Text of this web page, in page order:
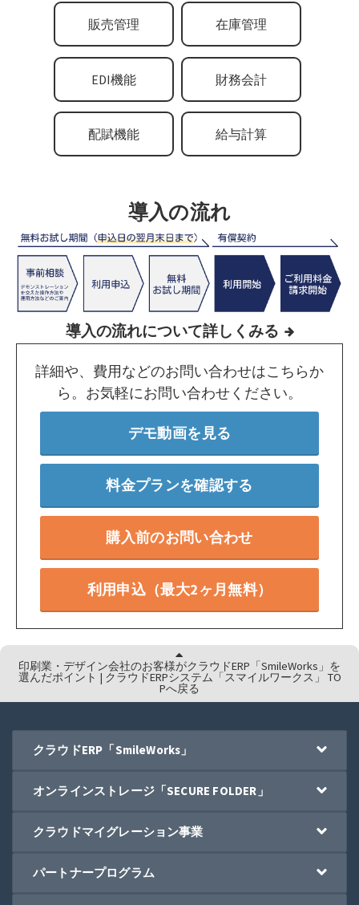
販売管理 在庫管理
EDI機能 財務会計
配賦機能 給与計算
導入の流れ
導入の流れについて詳しくみる
詳細や、費用などのお問い合わせはこちらか
ら。お気軽にお問い合わせください。
デモ動画を見る
料金プランを確認する
購入前のお問い合わせ
利用申込（最大2ヶ月無料）
印刷業・デザイン会社のお客様がクラウドERP「SmileWorks」を
選んだポイント | クラウドERPシステム「スマイルワークス」 TO
Pへ戻る
クラウドERP「SmileWorks」
オンラインストレージ「SECURE FOLDER」
クラウドマイグレーション事業
パートナープログラム